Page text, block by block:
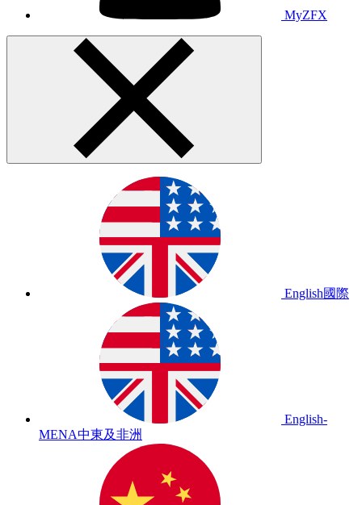
MyZFX
English國際
English-
MENA中東及非洲